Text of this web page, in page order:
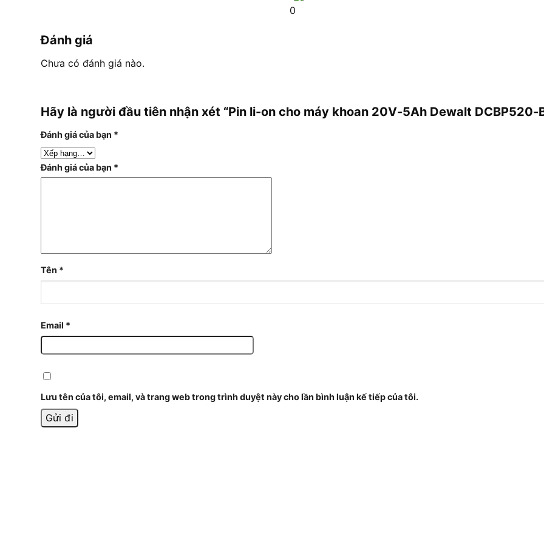
0
Đánh giá
Chưa có đánh giá nào.
Hãy là người đầu tiên nhận xét “Pin li-on cho máy khoan 20V-5Ah Dewalt DCBP520-
Đánh giá của bạn *
Đánh giá của bạn *
Tên *
Email *
Lưu tên của tôi, email, và trang web trong trình duyệt này cho lần bình luận kế tiếp của tôi.